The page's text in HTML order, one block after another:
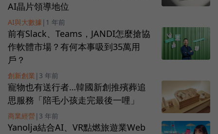
AI晶片領導地位
AI與大數據 | 1 年前
前有Slack、Teams，JANDI怎麼搶協
作軟體市場？有何本事吸到35萬用
戶？
創新創業 | 3 年前
寵物也有送行者…韓國新創推殯葬追
思服務「陪毛小孩走完最後一哩」
商業經營 | 3 年前
Yanolja結合AI、VR點燃旅遊業Web